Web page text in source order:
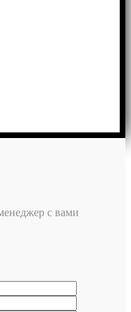
с вами